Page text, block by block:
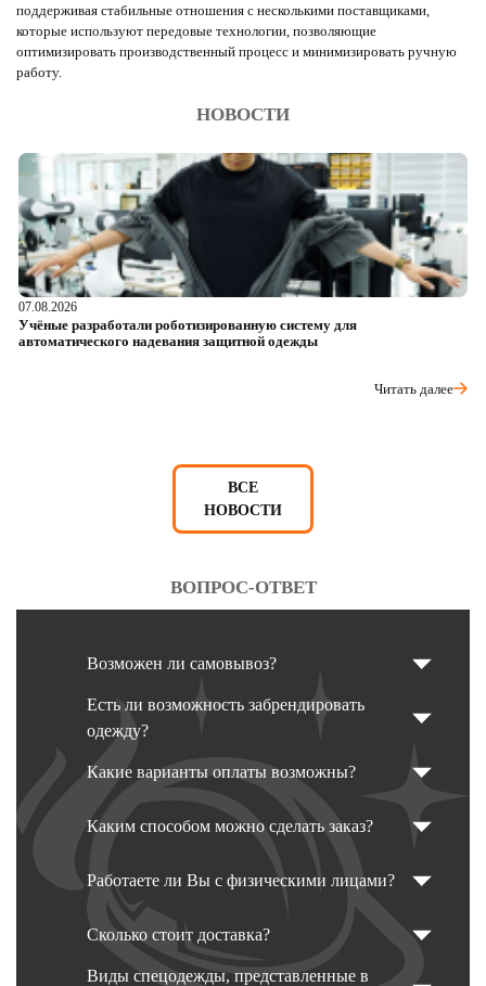
поддерживая стабильные отношения с несколькими поставщиками,
которые используют передовые технологии, позволяющие
оптимизировать производственный процесс и минимизировать ручную
работу.
НОВОСТИ
07.08.2026
Учёные разработали роботизированную систему для
автоматического надевания защитной одежды
Читать далее
ВСЕ
НОВОСТИ
ВОПРОС-ОТВЕТ
Возможен ли самовывоз?
Есть ли возможность забрендировать
одежду?
Какие варианты оплаты возможны?
Каким способом можно сделать заказ?
Работаете ли Вы с физическими лицами?
Сколько стоит доставка?
Виды спецодежды, представленные в